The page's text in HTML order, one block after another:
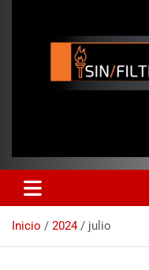
Inicio 2024 julio